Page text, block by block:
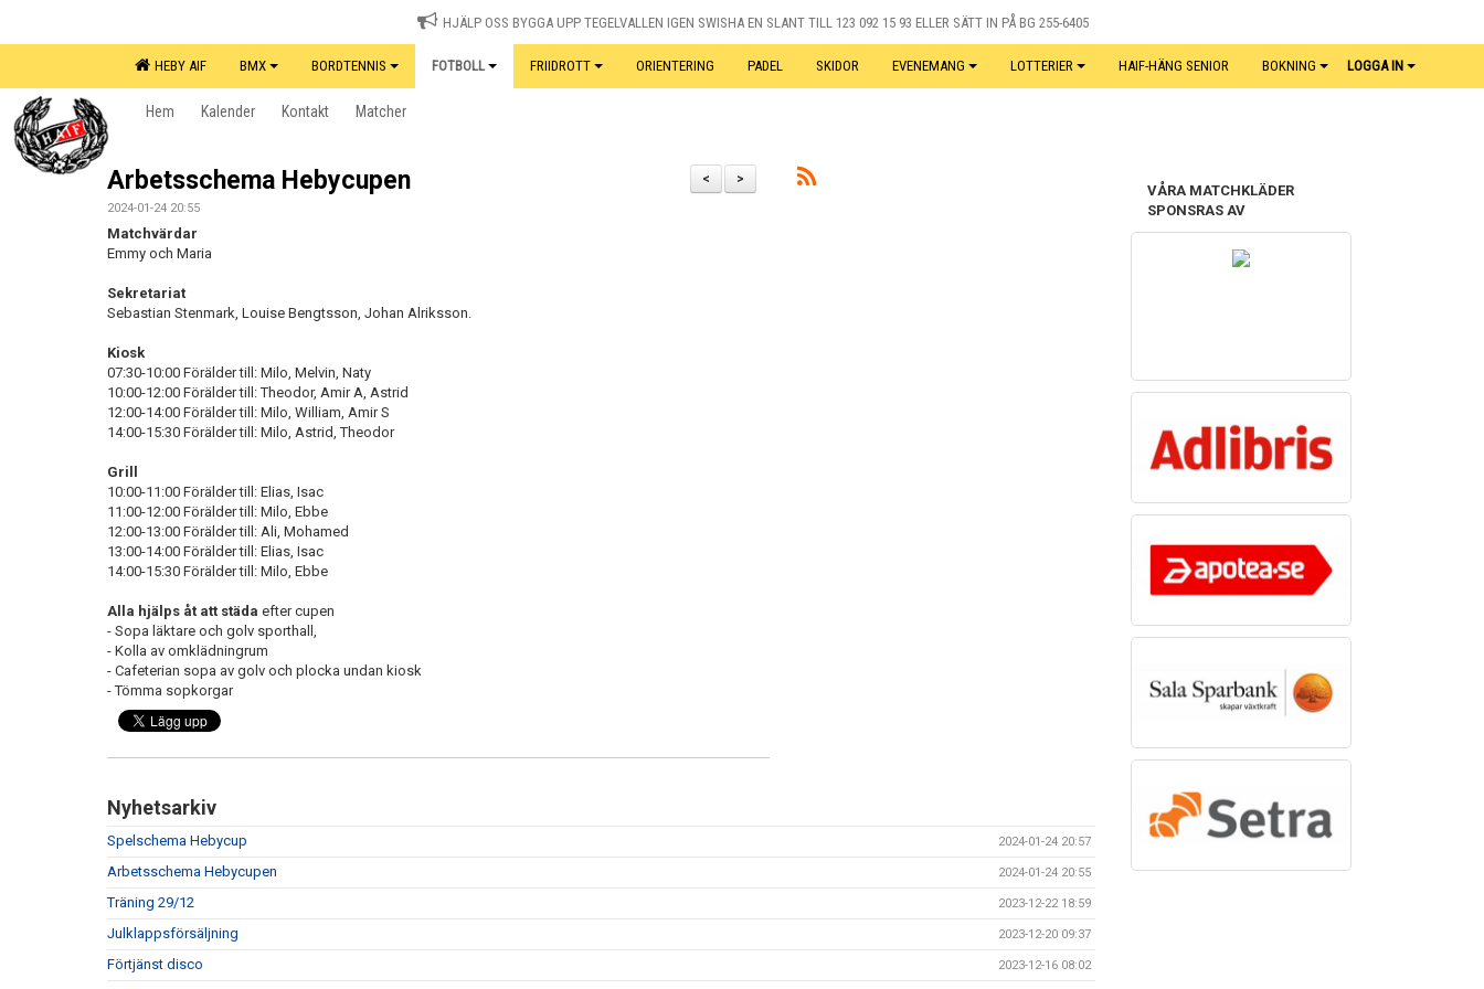
HJÄLP OSS BYGGA UPP TEGELVALLEN IGEN SWISHA EN SLANT TILL 123 092 15 93 ELLER SÄTT IN PÅ BG 255-6405
HEBY AIF BMX BORDTENNIS FOTBOLL FRIIDROTT ORIENTERING PADEL SKIDOR EVENEMANG LOTTERIER HAIF-HÄNG SENIOR BOKNING LOGGA IN
Hem Kalender Kontakt Matcher
>
<
Arbetsschema Hebycupen
2024-01-24 20:55
Matchvärdar
Emmy och Maria
Sekretariat
Sebastian Stenmark, Louise Bengtsson, Johan Alriksson.
Kiosk
07:30-10:00 Förälder till: Milo, Melvin, Naty
10:00-12:00 Förälder till: Theodor, Amir A, Astrid
12:00-14:00 Förälder till: Milo, William, Amir S
14:00-15:30 Förälder till: Milo, Astrid, Theodor
Grill
10:00-11:00 Förälder till: Elias, Isac
11:00-12:00 Förälder till: Milo, Ebbe
12:00-13:00 Förälder till: Ali, Mohamed
13:00-14:00 Förälder till: Elias, Isac
14:00-15:30 Förälder till: Milo, Ebbe
Alla hjälps åt att städa efter cupen
- Sopa läktare och golv sporthall,
- Kolla av omklädningrum
- Cafeterian sopa av golv och plocka undan kiosk
- Tömma sopkorgar
Nyhetsarkiv
Spelschema Hebycup 2024-01-24 20:57
Arbetsschema Hebycupen 2024-01-24 20:55
Träning 29/12 2023-12-22 18:59
Julklappsförsäljning 2023-12-20 09:37
Förtjänst disco 2023-12-16 08:02
VÅRA MATCHKLÄDER
SPONSRAS AV